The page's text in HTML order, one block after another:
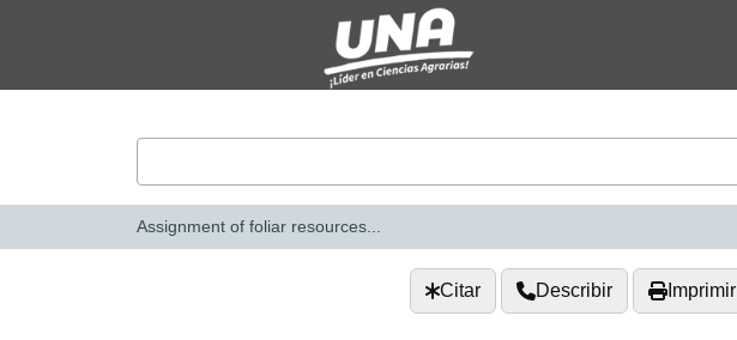
Assignment of foliar resources...
Citar Describir Imprimir